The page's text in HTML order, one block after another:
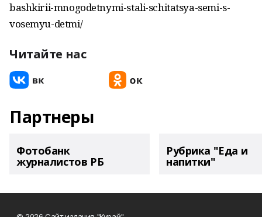
bashkirii-mnogodetnymi-stali-schitatsya-semi-s-
vosemyu-detmi/
Читайте нас
Партнеры
Фотобанк
журналистов РБ
Рубрика "Еда и
напитки"